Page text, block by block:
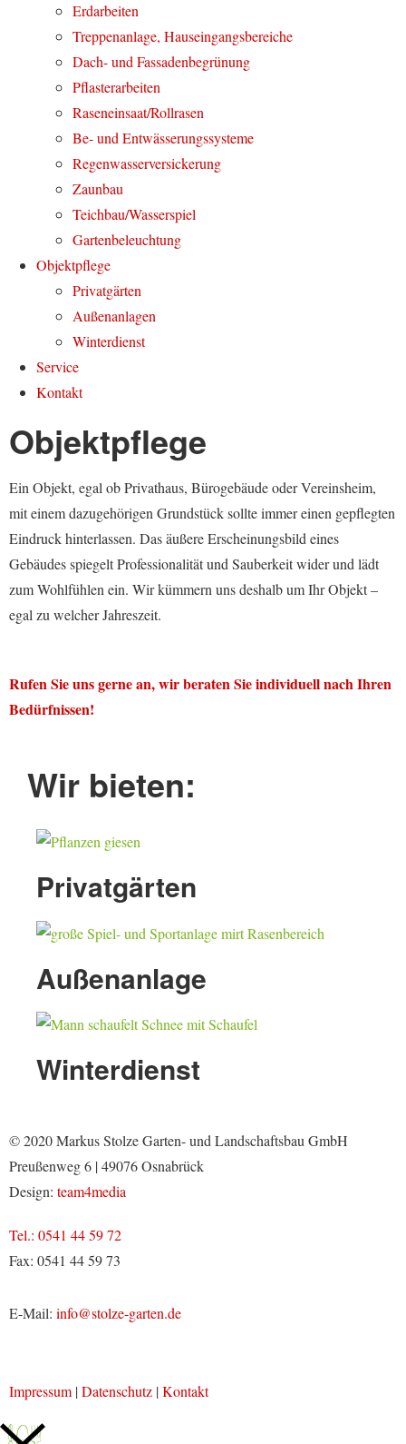
Erdarbeiten
Treppenanlage, Hauseingangsbereiche
Dach- und Fassadenbegrünung
Pflasterarbeiten
Raseneinsaat/Rollrasen
Be- und Entwässerungssysteme
Regenwasserversickerung
Zaunbau
Teichbau/Wasserspiel
Gartenbeleuchtung
Objektpflege
Privatgärten
Außenanlagen
Winterdienst
Service
Kontakt
Objektpflege
Ein Objekt, egal ob Privathaus, Bürogebäude oder Vereinsheim,
mit einem dazugehörigen Grundstück sollte immer einen gepflegten
Eindruck hinterlassen. Das äußere Erscheinungsbild eines
Gebäudes spiegelt Professionalität und Sauberkeit wider und lädt
zum Wohlfühlen ein. Wir kümmern uns deshalb um Ihr Objekt ­­–
egal zu welcher Jahreszeit.
Rufen Sie uns gerne an, wir beraten Sie individuell nach Ihren
Bedürfnissen!
Wir bieten:
Privatgärten
Außenanlage
Winterdienst
© 2020 Markus Stolze Garten- und Landschaftsbau GmbH
Preußenweg 6 | 49076 Osnabrück
Design: team4media
Tel.: 0541 44 59 72
Fax: 0541 44 59 73
E-Mail: info@stolze-garten.de
Impressum|Datenschutz |Kontakt